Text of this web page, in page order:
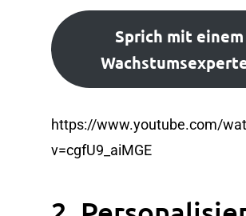
Sprich mit einem
https://www.youtube.com/
v=cgfU9_aiMGE